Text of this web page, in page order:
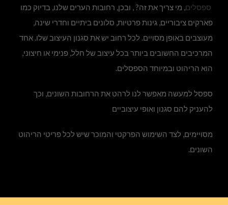
ספסלים, מי צריך את זה? , ובכן, רחובות הערים שלנו, בדיוק כמו
פארקים ציבוריים, גינות פרטיות, סלונים ביתיים וחדרי שינה,
מעוצבים באופן מסויים. לכל רחוב יש את סגנון העיצוב שלו. אחד
המרכיבים החשובים ביותר בכל עיצוב של חלל, פנימי או חיצוני,
הוא הריהוט ובמיוחד הספסלים.
ספסל למעשה מאפשר לנו לרהט את הרחובות השונים, וכך
להעניק להם סגנון ואופי עיצוביים
מסויימים, לצד השימוש הפרקטי והמוכר שיש לכל פריטי הריהוט
השונים.